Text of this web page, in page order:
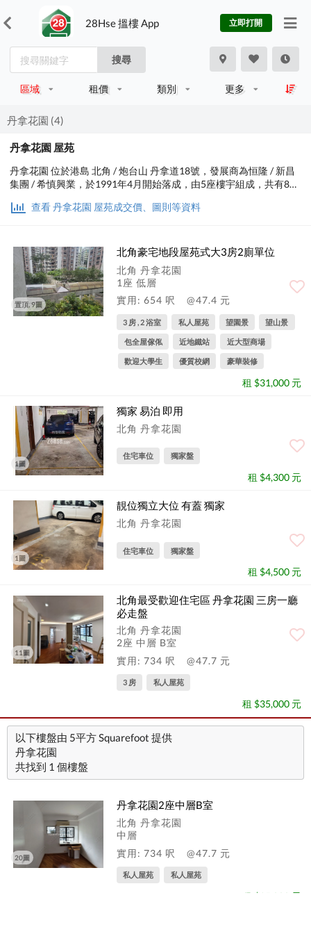
28Hse 搵樓 App 立即打開
搜尋
區域 租價 類別 更多
丹拿花園 (4)
丹拿花園 屋苑
丹拿花園 位於港島 北角 / 炮台山 丹拿道18號，發展商為恒隆 / 新昌
集團 / 希慎興業，於1991年4月開始落成，由5座樓宇組成，共有853
利，步行至港鐵時間約3分鐘，小學校網在14區，中學校區在東區。
查看 丹拿花園 屋苑成交價、圖則等資料
置頂, 9圖
北角豪宅地段屋苑式大3房2廁單位
北角 丹拿花園
1座 低層
實用: 654 呎
@47.4 元
3 房 , 2 浴室 私人屋苑 望園景 望山景
包全屋傢俬 近地鐵站 近大型商場
歡迎大學生 優質校網 豪華裝修
租 $31,000 元
1圖
獨家 易泊 即用
北角 丹拿花園
住宅車位 獨家盤
租 $4,300 元
1圖
靚位獨立大位 有蓋 獨家
北角 丹拿花園
住宅車位 獨家盤
租 $4,500 元
11圖
北角最受歡迎住宅區 丹拿花園 三房一廳
必走盤
北角 丹拿花園
2座 中層 B室
實用: 734 呎
@47.7 元
3 房 私人屋苑
租 $35,000 元
以下樓盤由 5平方 Squarefoot 提供
丹拿花園
共找到 1 個樓盤
20圖
丹拿花園2座中層B室
北角 丹拿花園
中層
實用: 734 呎
@47.7 元
私人屋苑 私人屋苑
租 $35,000 元